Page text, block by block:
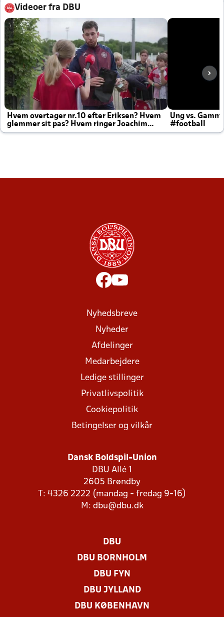
Videoer fra DBU
Hvem overtager nr.10 efter Eriksen? Hvem
glemmer sit pas? Hvem ringer Joachim
altid til efter kampe?
Ung vs.
#football
Nyhedsbreve
Nyheder
Afdelinger
Medarbejdere
Ledige stillinger
Privatlivspolitik
Cookiepolitik
Betingelser og vilkår
Dansk Boldspil-Union
DBU Allé 1
2605 Brøndby
T: 4326 2222 (mandag - fredag 9-16)
M: dbu@dbu.dk
DBU
DBU BORNHOLM
DBU FYN
DBU JYLLAND
DBU KØBENHAVN